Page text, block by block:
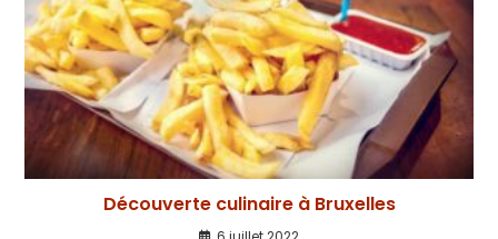
Découverte culinaire à Bruxelles